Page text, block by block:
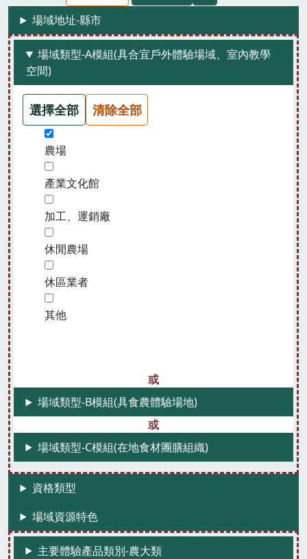
場域地址-縣市
場域類型-A模組(具合宜戶外體驗場域、室內教學
空間)
選擇全部 清除全部
農場
產業文化館
加工、運銷廠
休閒農場
休區業者
其他
場域類型-B模組(具食農體驗場地)
場域類型-C模組(在地食材團膳組織)
資格類型
場域資源特色
主要體驗產品類別-農大類